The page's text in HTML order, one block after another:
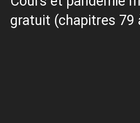
gratuit (chapitres 79